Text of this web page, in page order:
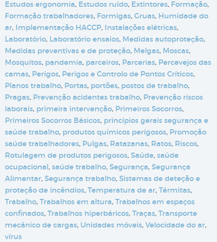
Estudos ergonomia, Estudos ruído, Extintores, Formação,
Formação trabalhadores, Formigas, Gruas, Humidade do
ar, Implementação HACCP, Instalações elétricas,
Laboratório, Laboratório ensaios, Medidas autoproteção,
Medidas preventivas e de proteção, Melgas, Moscas,
Mosquitos, pandemia, parceiros, Parcerias, Percevejos das
camas, Perigos, Perigos e Controlo de Pontos Críticos,
Planos trabalho, Portas, portões, postos de trabalho,
Pragas, Prevenção acidentes trabalho, Prevenção riscos
laborais, primeira intervenção, Primeiros Socorros,
Primeiros Socorros Básicos, princípios gerais segurança e
saúde trabalho, produtos químicos perigosos, Promoção
saúde trabalhadores, Pulgas, Ratazanas, Ratos, Riscos,
Rotulagem de produtos perigosos, Saúde, saúde
ocupacional, saúde trabalho, Segurança, Segurança
Alimentar, Segurança trabalho, Sistemas de deteção e
proteção de incêndios, Temperatura de ar, Térmitas,
Trabalho, Trabalhos em altura, Trabalhos em espaços
confinados, Trabalhos hiperbáricos, Traças, Transporte
mecânico de cargas, Unidades móveis, Velocidade do ar,
vírus